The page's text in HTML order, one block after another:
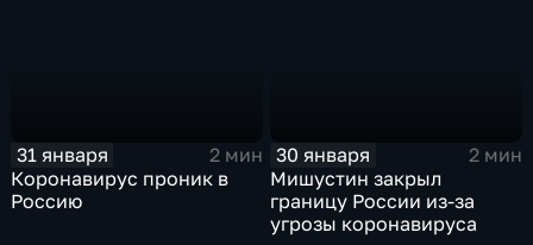
31 января
2 мин
Коронавирус проник в
Россию
30 января
2 мин
Мишустин закрыл
границу России из-за
угрозы коронавируса